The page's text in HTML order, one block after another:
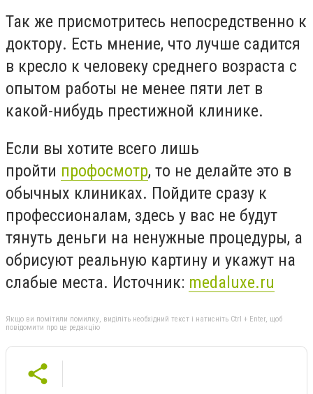
Так же присмотритесь непосредственно к
доктору. Есть мнение, что лучше садится
в кресло к человеку среднего возраста с
опытом работы не менее пяти лет в
какой-нибудь престижной клинике.
Если вы хотите всего лишь
пройти профосмотр, то не делайте это в
обычных клиниках. Пойдите сразу к
профессионалам, здесь у вас не будут
тянуть деньги на ненужные процедуры, а
обрисуют реальную картину и укажут на
слабые места. Источник: medaluxe.ru
Якщо ви помітили помилку, виділіть необхідний текст і натисніть Ctrl + Enter, щоб
повідомити про це редакцію